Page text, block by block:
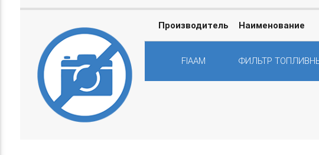
Basket.php
Производитель Наименование
FIAAM ФИЛЬТР